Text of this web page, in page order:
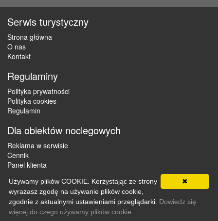
Serwis turystyczny
Strona główna
O nas
Kontakt
Regulaminy
Polityka prywatności
Polityka cookies
Regulamin
Dla obiektów noclegowych
Reklama w serwisie
Cennik
Panel klienta
Copyright © 2012 - 2026 ZaklepNocleg.pl. Wszystkie prawa
zastrzeżone
✖
Używamy plików COOKIE. Korzystając ze strony
wyrażasz zgodę na używanie plików cookie,
zgodnie z aktualnymi ustawieniami przeglądarki. Dowiedz się
więcej do czego używamy plików cookie